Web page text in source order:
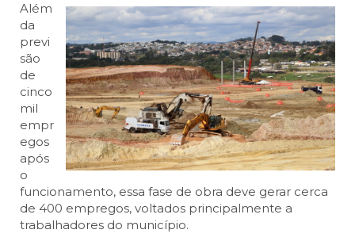
Além
da
previ
são
de
cinco
mil
empr
egos
após
o
funcionamento, essa fase de obra deve gerar cerca
de 400 empregos, voltados principalmente a
trabalhadores do município.